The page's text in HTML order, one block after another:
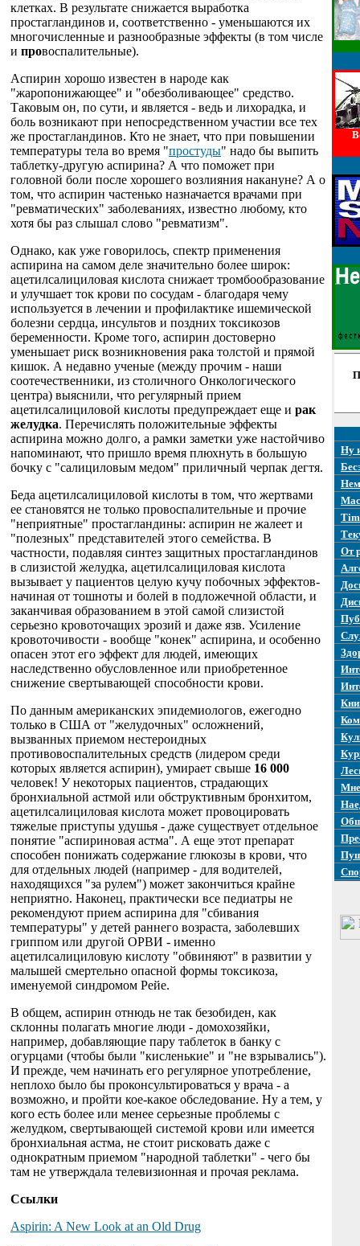
клетках. В результате снижается выработка
простагландинов и, соответственно - уменьшаются их
многочисленные и разнообразные эффекты (в том числе
и провоспалительные).
Аспирин хорошо известен в народе как
"жаропонижающее" и "обезболивающее" средство.
Таковым он, по сути, и является - ведь и лихорадка, и
боль возникают при непосредственном участии все тех
же простагландинов. Кто не знает, что при повышении
температуры тела во время "простуды" надо бы выпить
таблетку-другую аспирина? А что поможет при
головной боли после хорошего возлияния накануне? А о
том, что аспирин частенько назначается врачами при
"ревматических" заболеваниях, известно любому, кто
хотя бы раз слышал слово "ревматизм".
Однако, как уже говорилось, спектр применения
аспирина на самом деле значительно более широк:
ацетилсалициловая кислота снижает тромбообразование
и улучшает ток крови по сосудам - благодаря чему
используется в лечении и профилактике ишемической
болезни сердца, инсультов и поздних токсикозов
беременности. Кроме того, аспирин достоверно
уменьшает риск возникновения рака толстой и прямой
кишок. А недавно ученые (между прочим - наши
соотечественники, из столичного Онкологического
центра) выяснили, что регулярный прием
ацетилсалициловой кислоты предупреждает еще и рак
желудка. Перечислять положительные эффекты
аспирина можно долго, а рамки заметки уже настойчиво
напоминают, что пришло время плюхнуть в большую
бочку с "салициловым медом" приличный черпак дегтя.
Беда ацетилсалициловой кислоты в том, что жертвами
ее становятся не только провоспалительные и прочие
"неприятные" простагландины: аспирин не жалеет и
"полезных" представителей этого семейства. В
частности, подавляя синтез защитных простагландинов
в слизистой желудка, ацетилсалициловая кислота
вызывает у пациентов целую кучу побочных эффектов-
начиная от тошноты и болей в подложечной области, и
заканчивая образованием в этой самой слизистой
серьезно кровоточащих эрозий и даже язв. Усиление
кровоточивости - вообще "конек" аспирина, и особенно
опасен этот его эффект для людей, имеющих
наследственно обусловленное или приобретенное
снижение свертывающей способности крови.
По данным американских эпидемиологов, ежегодно
только в США от "желудочных" осложнений,
вызванных приемом нестероидных
противовоспалительных средств (лидером среди
которых является аспирин), умирает свыше 16 000
человек! У некоторых пациентов, страдающих
бронхиальной астмой или обструктивным бронхитом,
ацетилсалициловая кислота может провоцировать
тяжелые приступы удушья - даже существует отдельное
понятие "аспириновая астма". А еще этот препарат
способен понижать содержание глюкозы в крови, что
для отдельных людей (например - для водителей,
находящихся "за рулем") может закончиться крайне
неприятно. Наконец, практически все педиатры не
рекомендуют прием аспирина для "сбивания
температуры" у детей раннего возраста, заболевших
гриппом или другой ОРВИ - именно
ацетилсалициловую кислоту "обвиняют" в развитии у
малышей смертельно опасной формы токсикоза,
именуемой синдромом Рейе.
В общем, аспирин отнюдь не так безобиден, как
склонны полагать многие люди - домохозяйки,
например, добавляющие пару таблеток в банку с
огурцами (чтобы были "кисленькие" и "не взрывались").
И прежде, чем начинать его регулярное употребление,
неплохо было бы проконсультироваться у врача - а
возможно, и пройти кое-какое обследование. Ну а тем, у
кого есть более или менее серьезные проблемы с
желудком, свертывающей системой крови или имеется
бронхиальная астма, не стоит рисковать даже с
однократным приемом "народной таблетки" - чего бы
там не утверждала телевизионная и прочая реклама.
Ссылки
Aspirin: A New Look at an Old Drug
Ну
От